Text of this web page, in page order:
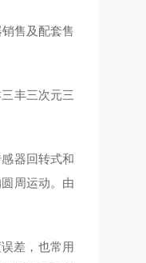
售及配套售
丰三次元三
器回转式和
周运动。由
差，也常用